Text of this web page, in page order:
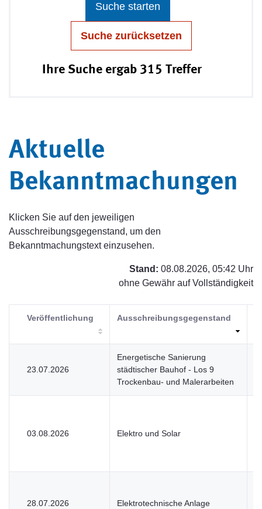
Suche starten
Suche zurücksetzen
Ihre Suche ergab 315 Treffer
Aktuelle
Bekanntmachungen
Klicken Sie auf den jeweiligen
Ausschreibungsgegenstand, um den
Bekanntmachungstext einzusehen.
Stand: 08.08.2026, 05:42 Uhr
ohne Gewähr auf Vollständigkeit
Veröffentlichung Ausschreibungsgegenstand
23.07.2026
Energetische Sanierung
städtischer Bauhof - Los 9
Trockenbau- und Malerarbeiten
03.08.2026 Elektro und Solar
28.07.2026 Elektrotechnische Anlage